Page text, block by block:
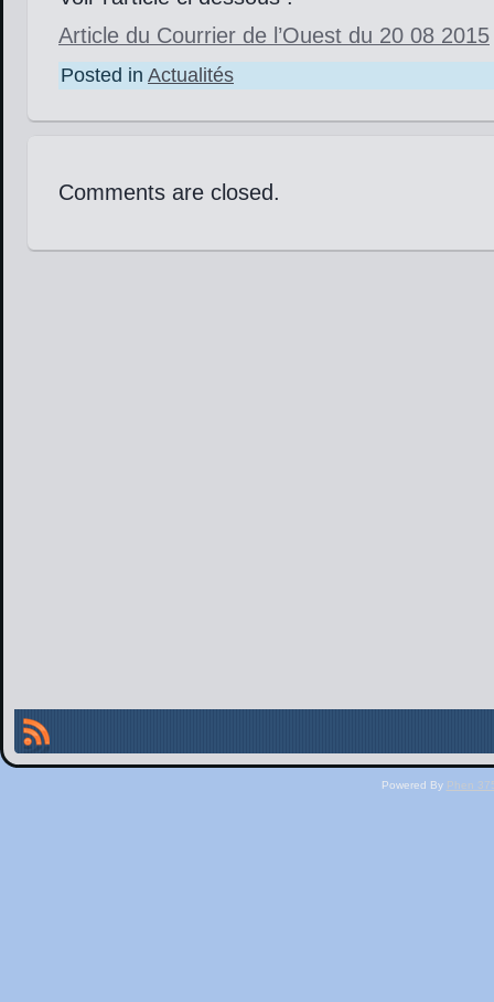
Article du Courrier de l’Ouest du 20 08 2015
Posted in Actualités
Comments are closed.
Powered By Phen